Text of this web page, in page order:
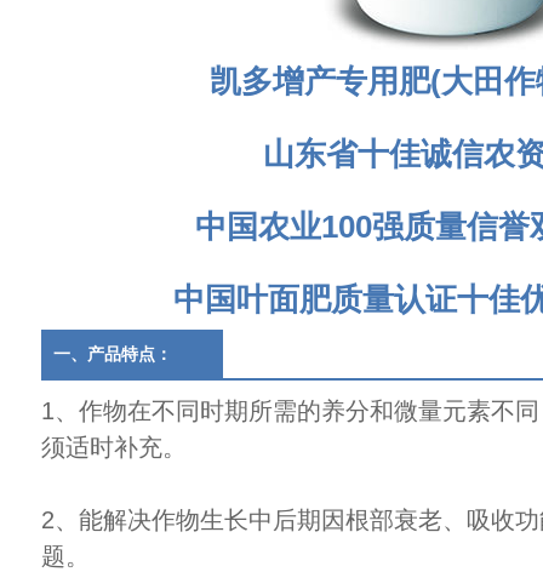
凯多增产专用肥(大田
山东省十佳诚信农
中国农业100强质量信誉
中国叶面肥质量认证十佳
一、产品特点：
1、作物在不同时期所需的养分和微量元素不
须适时补充。
2、能解决作物生长中后期因根部衰老、吸收
题。